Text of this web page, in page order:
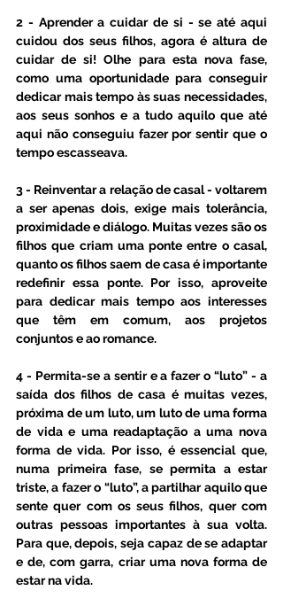
2 - Aprender a cuidar de si - se até aqui
cuidou dos seus filhos, agora é altura de
cuidar de si! Olhe para esta nova fase,
como uma oportunidade para conseguir
dedicar mais tempo às suas necessidades,
aos seus sonhos e a tudo aquilo que até
aqui não conseguiu fazer por sentir que o
tempo escasseava.
3 - Reinventar a relação de casal - voltarem
a ser apenas dois, exige mais tolerância,
proximidade e diálogo. Muitas vezes são os
filhos que criam uma ponte entre o casal,
quanto os filhos saem de casa é importante
redefinir essa ponte. Por isso, aproveite
para dedicar mais tempo aos interesses
que têm em comum, aos projetos
conjuntos e ao romance.
4 - Permita-se a sentir e a fazer o “luto” - a
saída dos filhos de casa é muitas vezes,
próxima de um luto, um luto de uma forma
de vida e uma readaptação a uma nova
forma de vida. Por isso, é essencial que,
numa primeira fase, se permita a estar
triste, a fazer o “luto”, a partilhar aquilo que
sente quer com os seus filhos, quer com
outras pessoas importantes à sua volta.
Para que, depois, seja capaz de se adaptar
e de, com garra, criar uma nova forma de
estar na vida.